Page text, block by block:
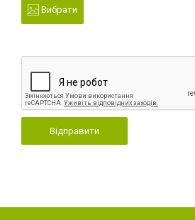
Вибрати
Відправити